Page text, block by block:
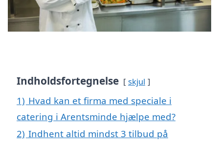
Indholdsfortegnelse skjul
1) Hvad kan et firma med speciale i
catering i Arentsminde hjælpe med?
2) Indhent altid mindst 3 tilbud på